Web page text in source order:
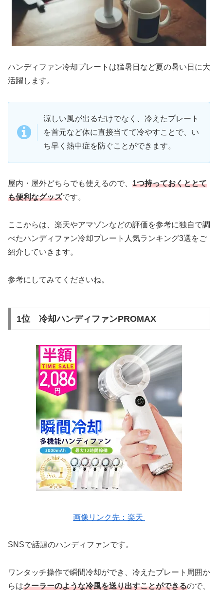
ハンディファン冷却プレートは猛暑日など夏の暑い日に大
活躍します。
涼しい風が出るだけでなく、冷えたプレート
を首元など体に直接当てて冷やすことで、い
ち早く熱中症を防ぐことができます。
屋内・屋外どちらでも使えるので、 1つ持っておくととて
も便利なグッズです。
ここからは、楽天やアマゾンなどの評価を参考に独自で調
べたハンディファン冷却プレート人気ランキング3選をご
紹介していきます。
参考にしてみてくださいね。
1位 冷却ハンディファンPROMAX
画像リンク先：楽天
SNSで話題のハンディファンです。
ワンタッチ操作で瞬間冷却ができ、冷えたプレート周囲か
らはクーラーのような冷風を送り出すことができるので、